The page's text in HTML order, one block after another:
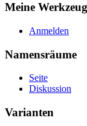
Meine
Anmelden
Namensräume
Seite
Diskussion
Varianten